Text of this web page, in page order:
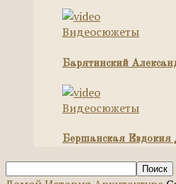
Видеосюжеты
Барятинский
Видеосюжеты
Бершанская Евдокия